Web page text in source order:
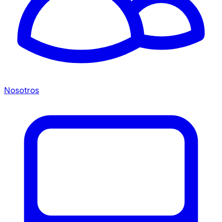
Nosotros